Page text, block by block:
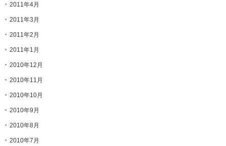
2011年4月
2011年3月
2011年2月
2011年1月
2010年12月
2010年11月
2010年10月
2010年9月
2010年8月
2010年7月